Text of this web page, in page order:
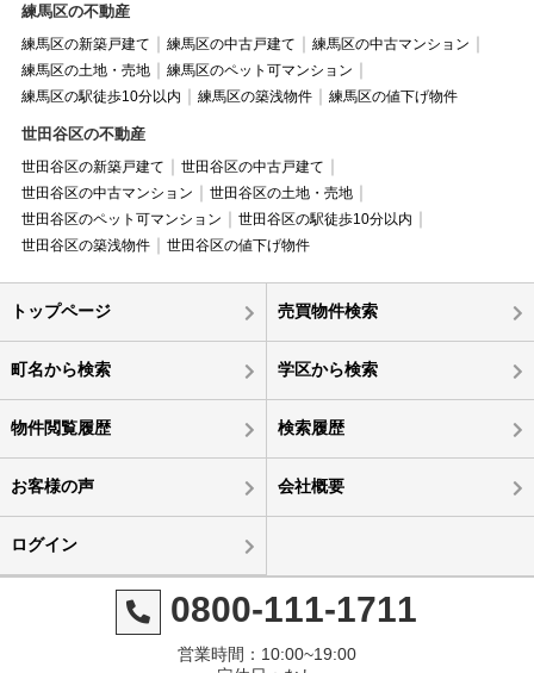
練馬区の不動産
練馬区の新築戸建て 練馬区の中古戸建て
練馬区の中古マンション
練馬区の土地・売地
練馬区のペット可マンション
練馬区の駅徒歩10分以内
練馬区の築浅物件 練馬区の値下げ物件
世田谷区の不動産
世田谷区の新築戸建て
世田谷区の中古戸建て
世田谷区の中古マンション
世田谷区の土地・売地
世田谷区のペット可マンション
世田谷区の駅徒歩10分以内
世田谷区の築浅物件
世田谷区の値下げ物件
トップページ 売買物件検索
町名から検索 学区から検索
物件閲覧履歴 検索履歴
お客様の声 会社概要
ログイン
0800-111-1711
営業時間：10:00~19:00